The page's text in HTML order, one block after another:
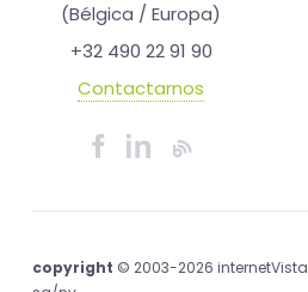
(Bélgica / Europa)
+32 490 22 91 90
Contactarnos
copyright © 2003-2026 internetVista